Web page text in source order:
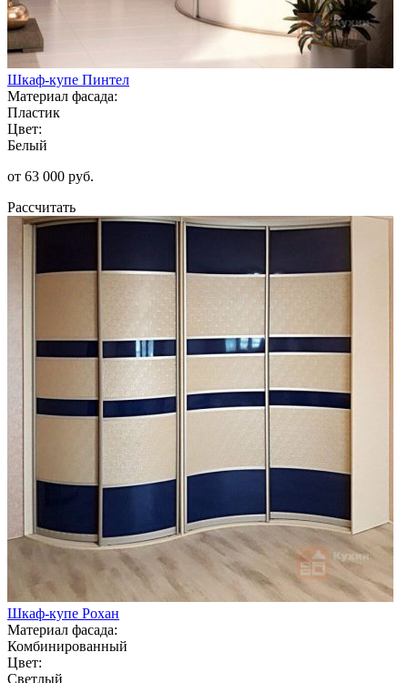
Шкаф-купе Пинтел
Материал фасада:
Пластик
Цвет:
Белый
от 63 000 руб.
Рассчитать
Шкаф-купе Рохан
Материал фасада:
Комбинированный
Цвет:
Светлый